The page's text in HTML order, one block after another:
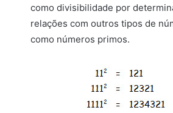
como divisibilidade por
relações com outros tipos de
como números primos.